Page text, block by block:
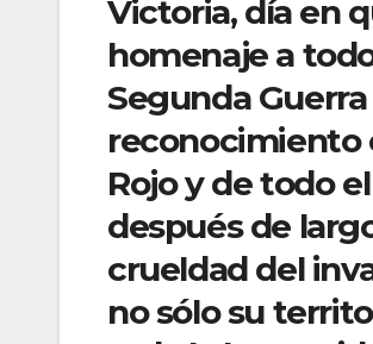
Victoria, día en
homenaje a
Segunda
reconocimiento
Rojo y de todo
después de
crueldad del
no sólo su